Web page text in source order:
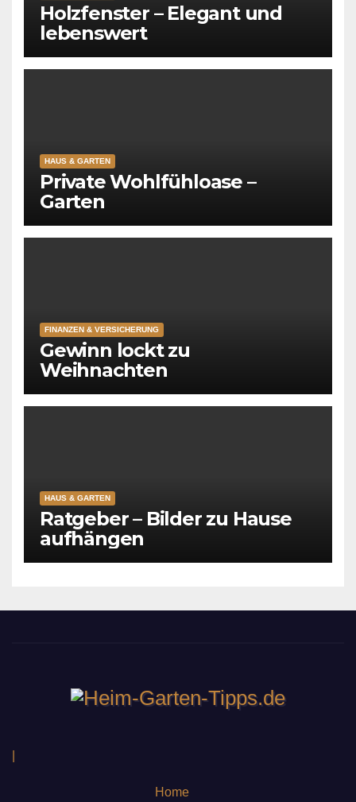
Holzfenster – Elegant und
lebenswert
HAUS & GARTEN
Private Wohlfühloase –
Garten
FINANZEN & VERSICHERUNG
Gewinn lockt zu
Weihnachten
HAUS & GARTEN
Ratgeber – Bilder zu Hause
aufhängen
Home